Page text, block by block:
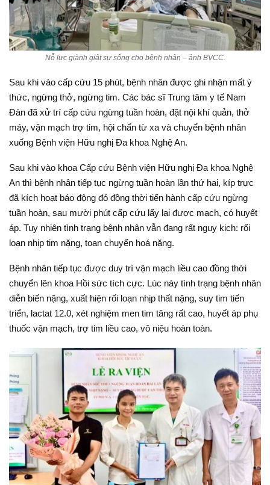
Nỗ lực giành giật sự sống cho bệnh nhân – ảnh BVCC.
Sau khi vào cấp cứu 15 phút, bệnh nhân được ghi nhận mất ý
thức, ngừng thở, ngừng tim. Các bác sĩ Trung tâm y tế Nam
Đàn đã xử trí cấp cứu ngừng tuần hoàn, đặt nội khí quản, thở
máy, vận mạch trợ tim, hội chẩn từ xa và chuyển bệnh nhân
xuống Bệnh viện Hữu nghị Đa khoa Nghệ An.
Sau khi vào khoa Cấp cứu Bệnh viện Hữu nghị Đa khoa Nghệ
An thì bệnh nhân tiếp tục ngừng tuần hoàn lần thứ hai, kíp trực
đã kích hoạt báo động đỏ đồng thời tiến hành cấp cứu ngừng
tuần hoàn, sau mười phút cấp cứu lấy lại được mạch, có huyết
áp. Tuy nhiên tình trạng bệnh nhân vẫn đang rất nguy kịch: rối
loạn nhịp tim nặng, toan chuyển hoá nặng.
Bệnh nhân tiếp tục được duy trì vận mạch liều cao đồng thời
chuyển lên khoa Hồi sức tích cực. Lúc này tình trạng bệnh nhân
diễn biến nặng, xuất hiện rối loạn nhịp thất nặng, suy tim tiến
triển, lactat 12.0, xét nghiệm men tim tăng rất cao, huyết áp phụ
thuốc vận mạch, trợ tim liều cao, vô niệu hoàn toàn.